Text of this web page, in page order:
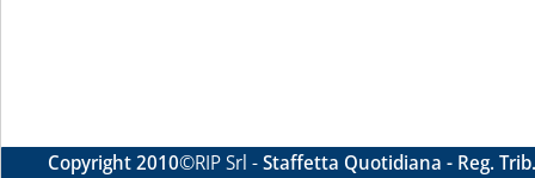
Copyright 2010©RIP Srl -Staffetta Quotidiana - Reg.